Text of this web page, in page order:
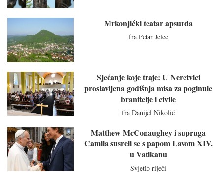
Mrkonjićki teatar apsurda
fra Petar Jeleč
Sjećanje koje traje: U Neretvici
proslavljena godišnja misa za poginule
branitelje i civile
fra Danijel Nikolić
Matthew McConaughey i supruga
Camila susreli se s papom Lavom XIV.
u Vatikanu
Svjetlo riječi